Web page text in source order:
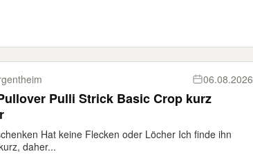
06.08.2026
Pulli Strick Basic Crop kurz
Hat keine Flecken oder Löcher Ich finde ihn
daher...